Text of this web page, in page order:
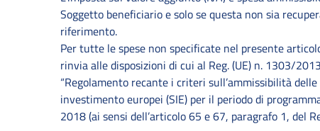
Soggetto beneficiario e solo se questa non sia
riferimento.
Per tutte le spese non specificate nel presente
rinvia alle disposizioni di cui al Reg. (UE) n. 1303/
“Regolamento recante i criteri sull’ammissibilità
investimento europei (SIE) per il periodo di
2018 (ai sensi dell’articolo 65 e 67, paragrafo 1, del